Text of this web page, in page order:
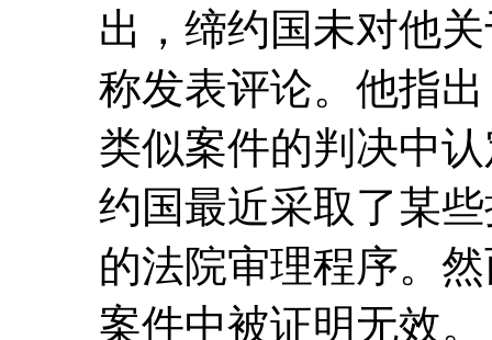
出，缔约国未对他
称发表评论。他指
类似案件的判决中
约国最近采取了某
的法院审理程序。
案件中被证明无效。